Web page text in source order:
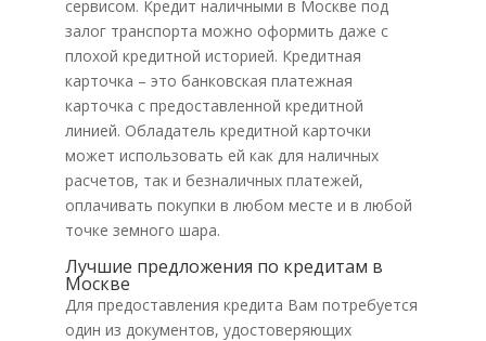
сервисом. Кредит наличными в Москве под
залог транспорта можно оформить даже с
плохой кредитной историей. Кредитная
карточка – это банковская платежная
карточка с предоставленной кредитной
линией. Обладатель кредитной карточки
может использовать ей как для наличных
расчетов, так и безналичных платежей,
оплачивать покупки в любом месте и в любой
точке земного шара.
Лучшие предложения по кредитам в
Москве
Для предоставления кредита Вам потребуется
один из документов, удостоверяющих